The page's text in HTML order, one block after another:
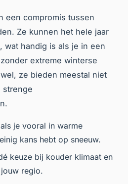
een compromis tussen
Ze kunnen het hele jaar
wat handig is als je in een
extreme winterse
ze bieden meestal niet
strenge
je vooral in warme
kans hebt op sneeuw.
keuze bij kouder klimaat en
regio.